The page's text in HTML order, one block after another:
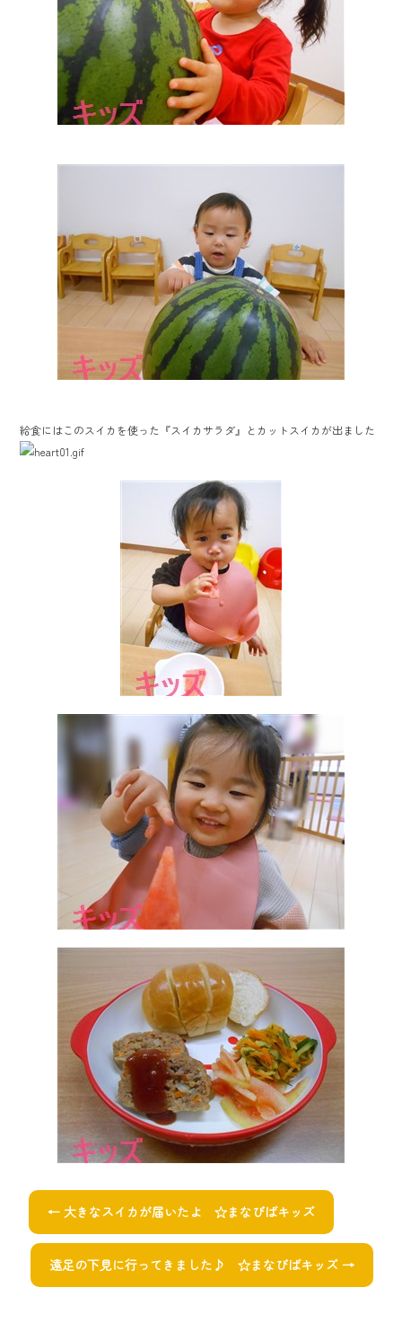
給食にはこのスイカを使った『スイカサラダ』とカットスイカが出ました
← 大きなスイカが届いたよ ☆まなびばキッズ
遠足の下見に行ってきました♪ ☆まなびばキッズ →